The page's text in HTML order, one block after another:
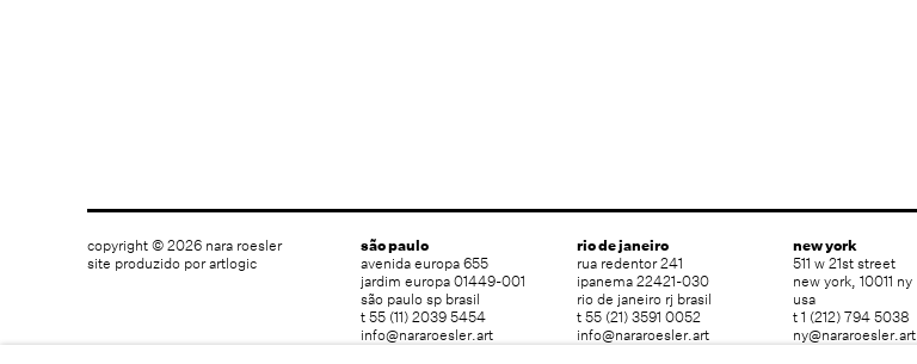
new york
511 w 21st street
new york, 10011 ny
usa
t 1 (212) 794 5038
ny@nararoesler.art
rio de janeiro
rua redentor 241
ipanema 22421-030
rio de janeiro rj brasil
t 55 (21) 3591 0052
info@nararoesler.art
são paulo
avenida europa 655
jardim europa 01449-001
são paulo sp brasil
t 55 (11) 2039 5454
info@nararoesler.art
copyright © 2026 nara roesler
site produzido por artlogic